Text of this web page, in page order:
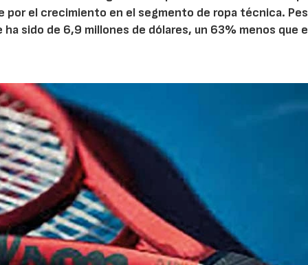
por el crecimiento en el segmento de ropa técnica.
sido de 6,9 millones de dólares, un 63% menos que